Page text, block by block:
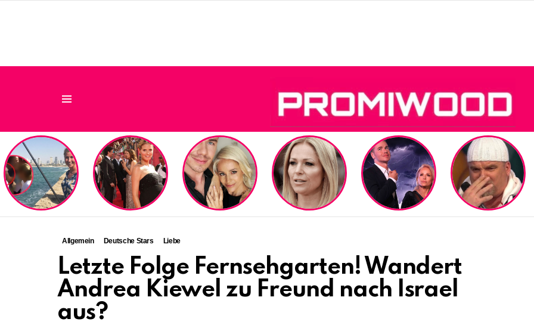
LATEST
STORIES
Allgemein Deutsche Stars Liebe
Letzte Folge Fernsehgarten! Wandert
Andrea Kiewel zu Freund nach Israel
aus?